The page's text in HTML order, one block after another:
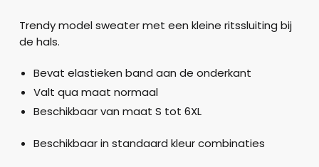
Trendy model sweater met een kleine ritssluiting bij
de hals.
Bevat elastieken band aan de onderkant
Valt qua maat normaal
Beschikbaar van maat S tot 6XL
Beschikbaar in standaard kleur combinaties